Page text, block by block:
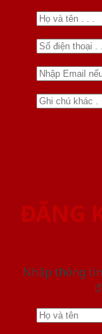
ĐĂNG
Nhập thông